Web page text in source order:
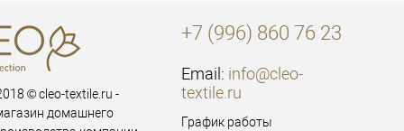
© cleo-textile.ru -
домашнего
+7 (996) 860 76 23
Email: info@cleo-
textile.ru
График работы